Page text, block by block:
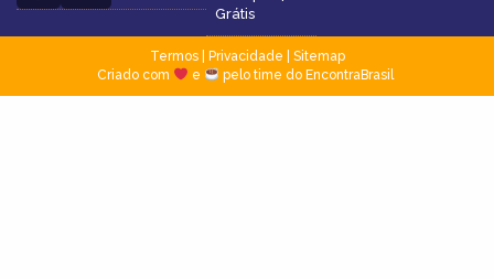
Grátis
Termos| Privacidade
Sitemap
Criado com
e pelo time do EncontraBrasil